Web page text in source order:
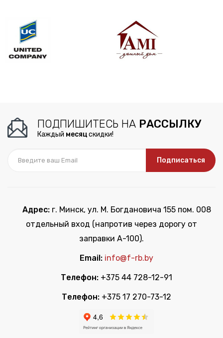
ПОДПИШИТЕСЬ НА РАССЫЛКУ
Каждый месяцскидки!
Подписаться
Адрес:г. Минск, ул. М. Богдановича 155 пом. 008
отдельный вход (напротив через дорогу от
заправки А-100).
Email: info@f-rb.by
Телефон: +375 44 728-12-91
Телефон: +375 17 270-73-12